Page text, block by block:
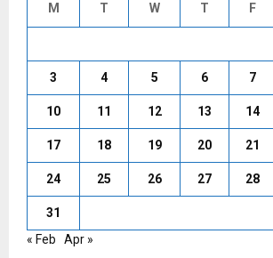
M T W T F
3 4 5 6 7
10 11 12 13 14
17 18 19 20 21
24 25 26 27 28
31
« Feb
Apr »